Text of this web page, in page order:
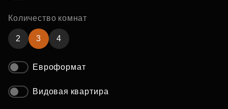
Количество комнат
2 3 4
Евроформат
Видовая квартира